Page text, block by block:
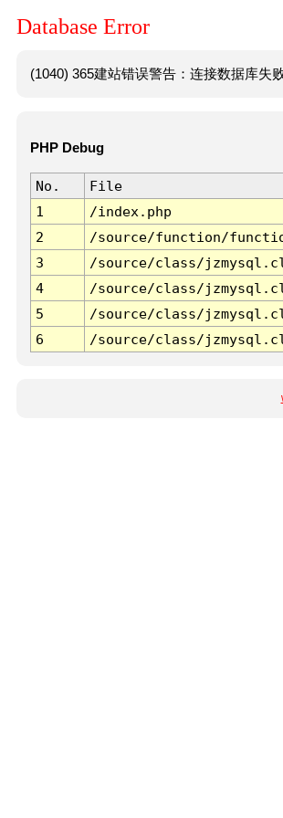
Database Error
(1040) 365建站错误警告：连接数据库失
PHP Debug
No. File
1
/index.php
2
/source/function/
3
/source/class/
4
/source/class/
5
/source/class/
6
/source/class/